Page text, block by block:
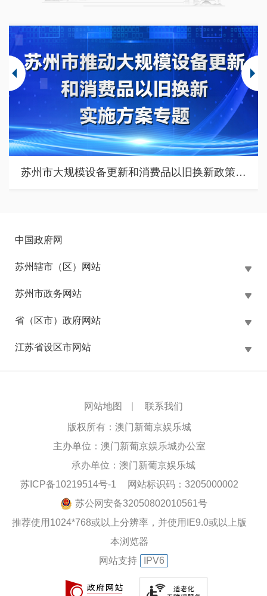
苏州市大规模设备更新和消费品以旧换新政策专题
中国政府网
苏州辖市（区）网站
苏州市政务网站
省（区市）政府网站
江苏省设区市网站
网站地图 联系我们
版权所有：澳门新葡京娱乐城
主办单位：澳门新葡京娱乐城办公室
承办单位：澳门新葡京娱乐城
苏ICP备10219514号-1
网站标识码：3205000002
苏公网安备32050802010561号
推荐使用1024*768或以上分辨率，并使用IE9.0或以上版
本浏览器
网站支持
IPV6